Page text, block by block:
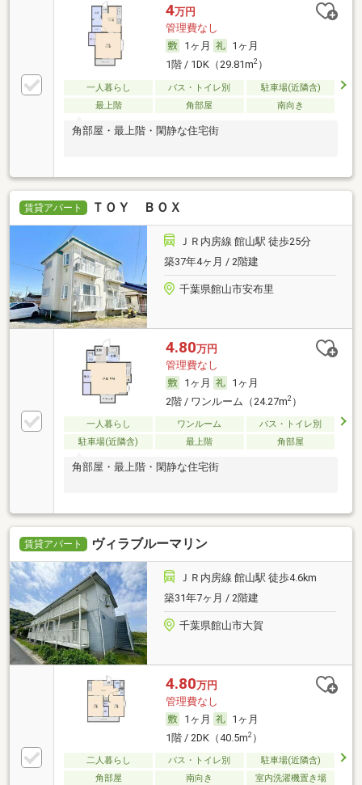
4万円
管理費なし
1ヶ月
1ヶ月
1階 / 1DK（29.81m2）
一人暮らし バス・トイレ別
駐車場(近隣含)
最上階
角部屋 南向き
角部屋・最上階・閑静な住宅街
賃貸アパート ＴＯＹ ＢＯＸ
ＪＲ内房線 館山駅 徒歩25分
築37年4ヶ月 / 2階建
千葉県館山市安布里
4.80万円
管理費なし
1ヶ月
1ヶ月
2階 / ワンルーム（24.27m2）
一人暮らし ワンルーム
バス・トイレ別
駐車場(近隣含)
最上階 角部屋
角部屋・最上階・閑静な住宅街
賃貸アパート ヴィラブルーマリン
ＪＲ内房線 館山駅 徒歩4.6km
築31年7ヶ月 / 2階建
千葉県館山市大賀
4.80万円
管理費なし
1ヶ月
1ヶ月
1階 / 2DK（40.5m2）
二人暮らし バス・トイレ別
駐車場(近隣含)
角部屋
南向き 室内洗濯機置き場